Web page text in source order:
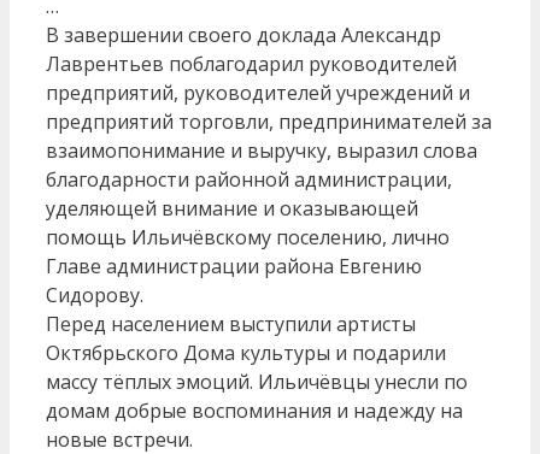
…
В завершении своего доклада Александр
Лаврентьев поблагодарил руководителей
предприятий, руководителей учреждений и
предприятий торговли, предпринимателей за
взаимопонимание и выручку, выразил слова
благодарности районной администрации,
уделяющей внимание и оказывающей
помощь Ильичёвскому поселению, лично
Главе администрации района Евгению
Сидорову.
Перед населением выступили артисты
Октябрьского Дома культуры и подарили
массу тёплых эмоций. Ильичёвцы унесли по
домам добрые воспоминания и надежду на
новые встречи.